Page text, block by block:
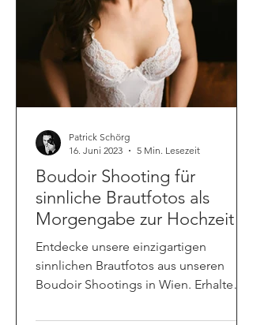
Boudoir Shooting für
sinnliche Brautfotos als
Morgengabe zur Hochzeit
Entdecke unsere einzigartigen
sinnlichen Brautfotos aus unseren
Boudoir Shootings in Wien. Erhalte
Patrick Schörg
16. Juni 2023
5 Min. Lesezeit